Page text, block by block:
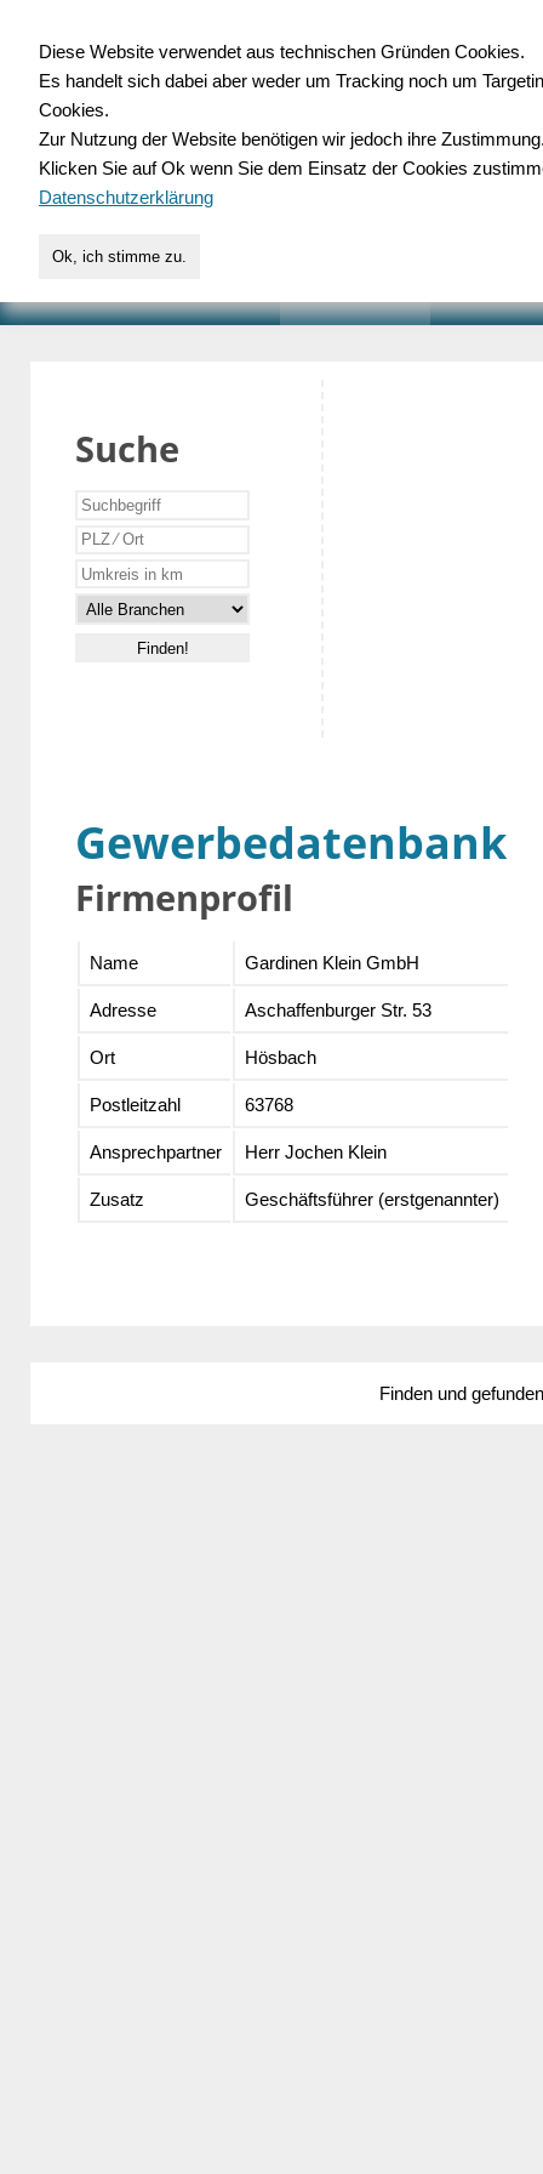
für Handwerk,
Suche
Gewerbedatenbank
Firmenprofil
Name Gardinen Klein GmbH
Adresse Aschaffenburger Str. 53
Ort Hösbach
Postleitzahl 63768
Ansprechpartner Herr Jochen Klein
Zusatz Geschäftsführer (erstgenannter)
Finden und
Diese Website verwendet aus technischen Gründen Cookies.
Es handelt sich dabei aber weder um Tracking noch um
Cookies.
Zur Nutzung der Website benötigen wir jedoch ihre
Klicken Sie auf Ok wenn Sie dem Einsatz der Cookies
Datenschutzerklärung
Ok, ich stimme zu.